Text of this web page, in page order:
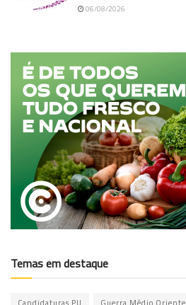
06/08/2026
Temas em destaque